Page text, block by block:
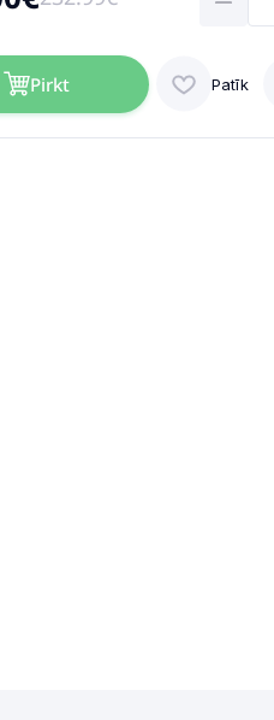
Pirkt Patīk